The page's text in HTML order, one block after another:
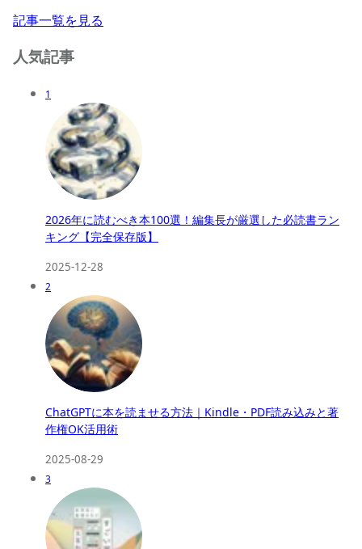
記事一覧を見る
人気記事
1
2026年に読むべき本100選！編集長が厳選した必読書ラン
キング【完全保存版】
2025-12-28
2
ChatGPTに本を読ませる方法｜Kindle・PDF読み込みと著
作権OK活用術
2025-08-29
3